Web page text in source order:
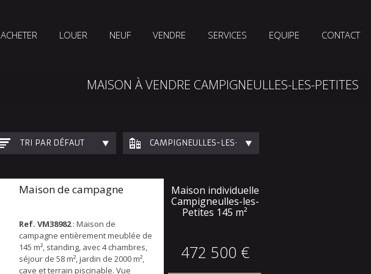
ACHETER LOUER NEUF VENDRE SERVICES EQUIPE CONTACT
MAISON À VENDRE CAMPIGNEULLES-LES-PETITES
TRI PAR DÉFAUT CAMPIGNEULLES-LES-PETITES
Maison de campagne
Ref. VM38982: Maison de
campagne entièrement meublée de
145 m², standing, avec 4 chambres,
séjour de 58 m², jardin de 2000 m²,
cave et terrain piscinable. Vue
Maison individuelle
Campigneulles-les-
Petites 145 m²
472 500 €